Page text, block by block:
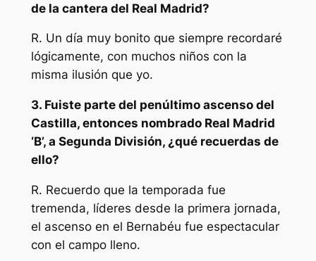
de la cantera del Real Madrid?
R. Un día muy bonito que siempre recordaré
lógicamente, con muchos niños con la
misma ilusión que yo.
3. Fuiste parte del penúltimo ascenso del
Castilla, entonces nombrado Real Madrid
‘B’, a Segunda División, ¿qué recuerdas de
ello?
R. Recuerdo que la temporada fue
tremenda, líderes desde la primera jornada,
el ascenso en el Bernabéu fue espectacular
con el campo lleno.